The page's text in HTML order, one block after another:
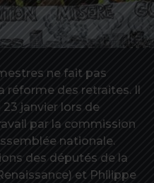
ne fait pas
réforme des retraites. Il
janvier lors de
par la commission
nationale.
des députés de la
et Philippe